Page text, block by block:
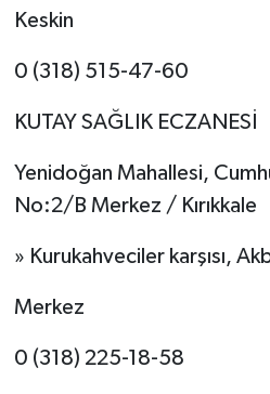
Keskin
0 (318) 515-47-60
KUTAY SAĞLIK ECZANESİ
Yenidoğan Mahallesi,
No:2/B Merkez / Kırıkkale
» Kurukahveciler karşısı,
Merkez
0 (318) 225-18-58